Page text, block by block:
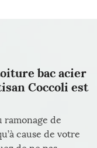
bac acier
Coccoli est
ramonage de
cause de votre